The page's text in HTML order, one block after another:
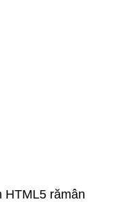
HTML5 rămân